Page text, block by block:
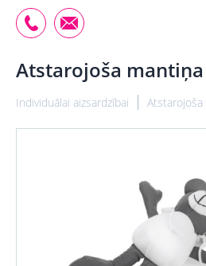
Atstarojoša mantiņa
Individuālai aizsardzībai